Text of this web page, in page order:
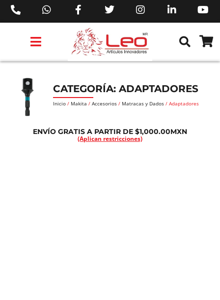
CATEGORÍA: ADAPTADORES
Inicio / Makita / Accesorios / Matracas y Dados / Adaptadores
ENVÍO GRATIS A PARTIR DE $1,000.00MXN
(Aplican restricciones)